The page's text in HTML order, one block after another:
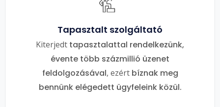
Tapasztalt szolgáltató
Kiterjedt tapasztalattal rendelkezünk,
évente több százmillió üzenet
feldolgozásával, ezért bíznak meg
bennünk elégedett ügyfeleink közül.